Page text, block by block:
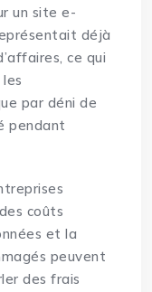
un site e-
déjà
ce qui
par déni de
pendant
coûts
et la
peuvent
des frais